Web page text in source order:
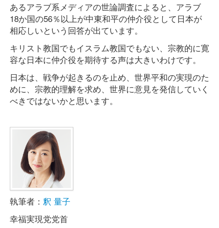
あるアラブ系メディアの世論調査によると、アラブ
18か国の56％以上が中東和平の仲介役として日本が
相応しいという回答が出ています。
キリスト教国でもイスラム教国でもない、宗教的に寛
容な日本に仲介役を期待する声は大きいわけです。
日本は、戦争が起きるのを止め、世界平和の実現のた
めに、宗教的理解を求め、世界に意見を発信していく
べきではないかと思います。
執筆者： 釈 量子
幸福実現党党首